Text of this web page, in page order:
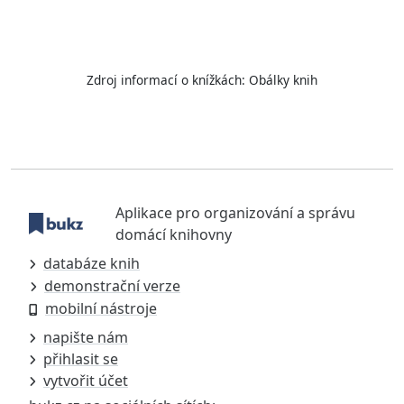
Zdroj informací o knížkách: Obálky knih
Aplikace pro organizování a správu
domácí knihovny
databáze knih
demonstrační verze
mobilní nástroje
napište nám
přihlasit se
vytvořit účet